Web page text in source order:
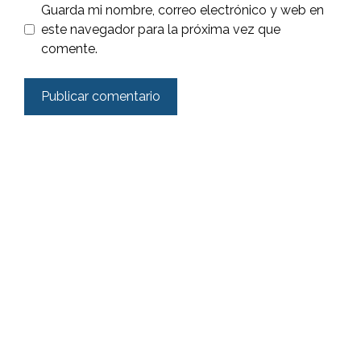
Guarda mi nombre, correo electrónico y web en
este navegador para la próxima vez que
comente.